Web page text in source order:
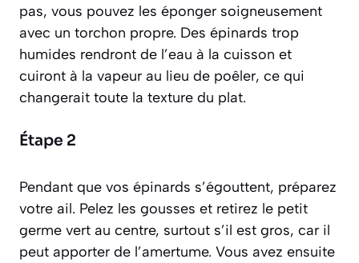
pas, vous pouvez les éponger soigneusement
avec un torchon propre. Des épinards trop
humides rendront de l’eau à la cuisson et
cuiront à la vapeur au lieu de poêler, ce qui
changerait toute la texture du plat.
Étape 2
Pendant que vos épinards s’égouttent, préparez
votre ail. Pelez les gousses et retirez le petit
germe vert au centre, surtout s’il est gros, car il
peut apporter de l’amertume. Vous avez ensuite